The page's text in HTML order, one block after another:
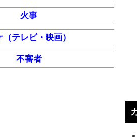
火事
（テレビ・映画）
不審者